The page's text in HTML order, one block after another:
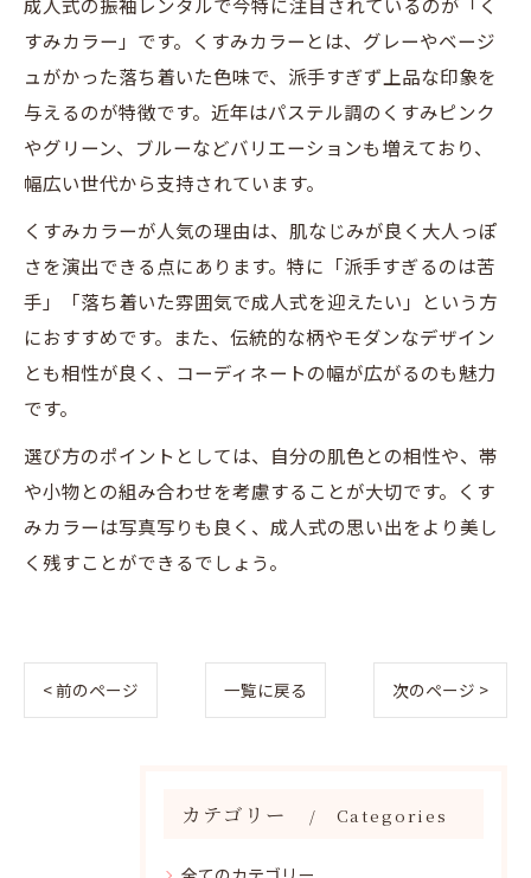
すみカラー」です。くすみカラーとは、グレーやベージ
ュがかった落ち着いた色味で、派手すぎず上品な印象を
与えるのが特徴です。近年はパステル調のくすみピンク
やグリーン、ブルーなどバリエーションも増えており、
幅広い世代から支持されています。
くすみカラーが人気の理由は、肌なじみが良く大人っぽ
さを演出できる点にあります。特に「派手すぎるのは苦
手」「落ち着いた雰囲気で成人式を迎えたい」という方
におすすめです。また、伝統的な柄やモダンなデザイン
とも相性が良く、コーディネートの幅が広がるのも魅力
です。
選び方のポイントとしては、自分の肌色との相性や、帯
や小物との組み合わせを考慮することが大切です。くす
みカラーは写真写りも良く、成人式の思い出をより美し
く残すことができるでしょう。
< 前のページ 一覧に戻る 次のページ >
カテゴリー Categories